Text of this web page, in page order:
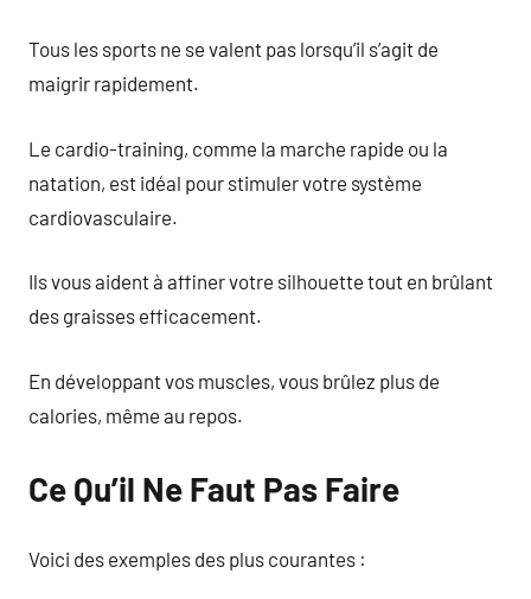
Tous les sports ne se valent pas lorsqu’il s’agit de
maigrir rapidement.
Le cardio-training, comme la marche rapide ou la
natation, est idéal pour stimuler votre système
cardiovasculaire.
Ils vous aident à affiner votre silhouette tout en brûlant
des graisses efficacement.
En développant vos muscles, vous brûlez plus de
calories, même au repos.
Ce Qu’il Ne Faut Pas Faire
Voici des exemples des plus courantes :